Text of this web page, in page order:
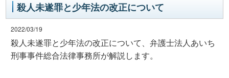
殺人未遂罪と少年法の改正について
2022/03/19
殺人未遂罪と少年法の改正について、弁護士法人あいち
刑事事件総合法律事務所が解説します。